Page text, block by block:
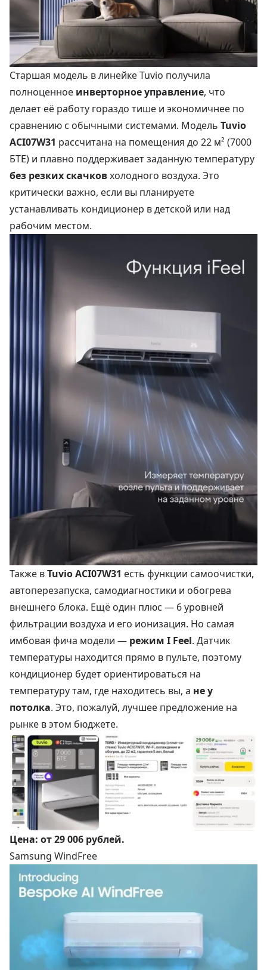
Старшая модель в линейке Tuvio получила
полноценное инверторное управление, что
делает её работу гораздо тише и экономичнее по
сравнению с обычными системами. Модель Tuvio
ACI07W31 рассчитана на помещения до 22 м² (7000
БТЕ) и плавно поддерживает заданную температуру
без резких скачковхолодного воздуха. Это
критически важно, если вы планируете
устанавливать кондиционер в детской или над
рабочим местом.
Также вTuvio ACI07W31 есть функции самоочистки,
автоперезапуска, самодиагностики и обогрева
внешнего блока. Ещё один плюс — 6 уровней
фильтрации воздуха и его ионизация. Но самая
имбовая фича модели — режим I Feel. Датчик
температуры находится прямо в пульте, поэтому
кондиционер будет ориентироваться на
температуру там, где находитесь вы, а не у
потолка. Это, пожалуй, лучшее предложение на
рынке в этом бюджете.
Цена: от 29 006 рублей.
Samsung WindFree